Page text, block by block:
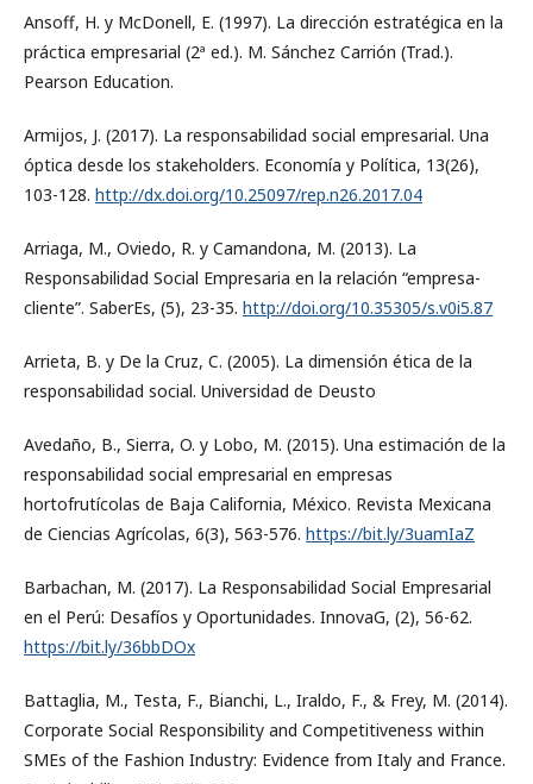
Ansoff, H. y McDonell, E. (1997). La dirección estratégica en la
práctica empresarial (2ª ed.). M. Sánchez Carrión (Trad.).
Pearson Education.
Armijos, J. (2017). La responsabilidad social empresarial. Una
óptica desde los stakeholders. Economía y Política, 13(26),
103-128. http://dx.doi.org/10.25097/rep.n26.2017.04
Arriaga, M., Oviedo, R. y Camandona, M. (2013). La
Responsabilidad Social Empresaria en la relación “empresa-
cliente”. SaberEs, (5), 23-35. http://doi.org/10.35305/s.v0i5.87
Arrieta, B. y De la Cruz, C. (2005). La dimensión ética de la
responsabilidad social. Universidad de Deusto
Avedaño, B., Sierra, O. y Lobo, M. (2015). Una estimación de la
responsabilidad social empresarial en empresas
hortofrutícolas de Baja California, México. Revista Mexicana
de Ciencias Agrícolas, 6(3), 563-576. https://bit.ly/3uamIaZ
Barbachan, M. (2017). La Responsabilidad Social Empresarial
en el Perú: Desafíos y Oportunidades. InnovaG, (2), 56-62.
https://bit.ly/36bbDOx
Battaglia, M., Testa, F., Bianchi, L., Iraldo, F., & Frey, M. (2014).
Corporate Social Responsibility and Competitiveness within
SMEs of the Fashion Industry: Evidence from Italy and France.